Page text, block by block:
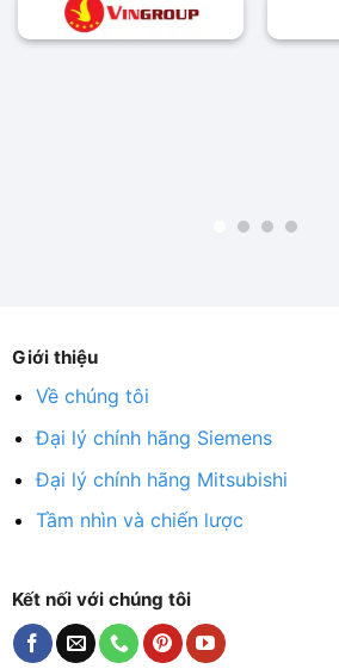
Giới thiệu
Về chúng tôi
Đại lý chính hãng Siemens
Đại lý chính hãng Mitsubishi
Tầm nhìn và chiến lược
Kết nối với chúng tôi